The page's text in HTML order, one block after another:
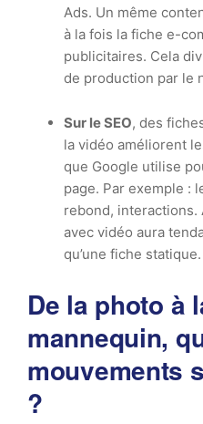
Ads. Un même
à la fois la fiche e-
publicitaires. Cela
de production par le
Sur le SEO, des
la vidéo améliorent
que Google utilise
page. Par exemple :
rebond, interactions.
avec vidéo aura
qu’une fiche statique.
De la photo à
mannequin,
mouvements
?